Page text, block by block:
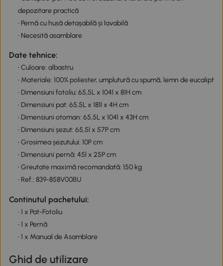
depozitare practică
• Pernă cu husă detașabilă și lavabilă
• Necesită asamblare
Date tehnice:
• Culoare: albastru
• Materiale: 100% poliester, umplutură cu spumă, lemn de eucalipt
• Dimensiuni fotoliu: 65,5L x 104l x 81H cm
• Dimensiuni pat: 65,5L x 181l x 4H cm
• Dimensiuni otoman: 65,5L x 104l x 43H cm
• Dimensiuni șezut: 65,5l x 57P cm
• Grosimea șezutului: 10P cm
• Dimensiuni pernă: 45l x 25P cm
• Greutate maximă recomandată: 150 kg
• Ref.: 839-858V00BU
Continutul pachetului:
• 1 x Pat-Fotoliu
• 1 x Pernă
• 1 x Manual de Asamblare
Ghid de utilizare